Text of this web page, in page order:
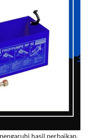
hasil perbaikan.